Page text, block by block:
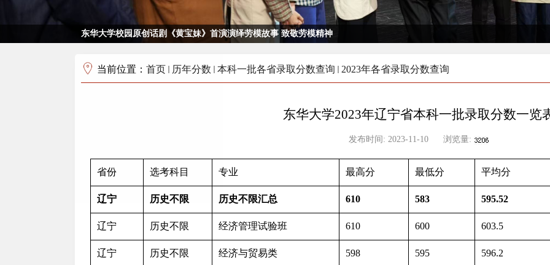
东华大学校园原创话剧《黄宝妹》首演演绎劳模故事 致敬劳模精神
当前位置： 首页 历年分数 本科一批各省录取分数查询 2023年各省录取分数查询
东华大学2023年辽宁省本科一批录取分数一览
发布时间: 2023-11-10 浏览量:
省份 选考科目 专业 最高分 最低分 平均分
辽宁 历史不限 历史不限汇总 610 583 595.52
辽宁 历史不限 经济管理试验班 610 600 603.5
辽宁 历史不限 经济与贸易类 598 595 596.2